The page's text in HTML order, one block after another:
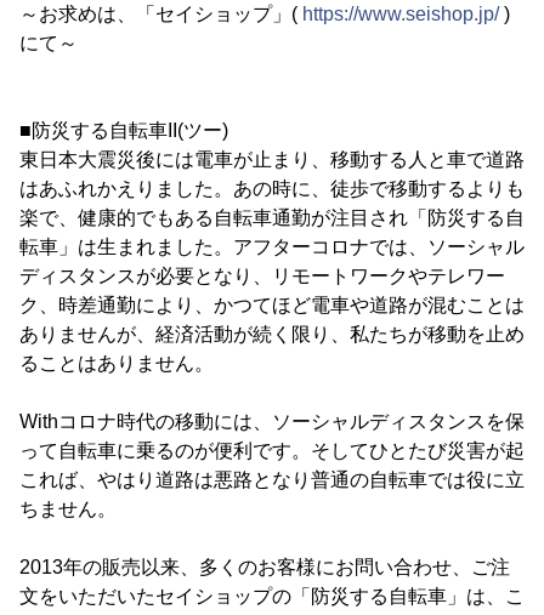
～お求めは、「セイショップ」( https://www.seishop.jp/)
にて～
■防災する自転車II(ツー)
東日本大震災後には電車が止まり、移動する人と車で道路
はあふれかえりました。あの時に、徒歩で移動するよりも
楽で、健康的でもある自転車通勤が注目され「防災する自
転車」は生まれました。アフターコロナでは、ソーシャル
ディスタンスが必要となり、リモートワークやテレワー
ク、時差通勤により、かつてほど電車や道路が混むことは
ありませんが、経済活動が続く限り、私たちが移動を止め
ることはありません。
Withコロナ時代の移動には、ソーシャルディスタンスを保
って自転車に乗るのが便利です。そしてひとたび災害が起
これば、やはり道路は悪路となり普通の自転車では役に立
ちません。
2013年の販売以来、多くのお客様にお問い合わせ、ご注
文をいただいたセイショップの「防災する自転車」は、こ